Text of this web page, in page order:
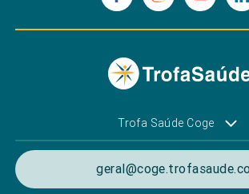
Trofa Saúde Coge